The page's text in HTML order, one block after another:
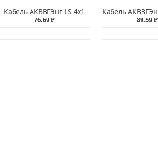
Кабель АКВВГЭнг-LS 4х1
76.69 ₽ 89.59 ₽